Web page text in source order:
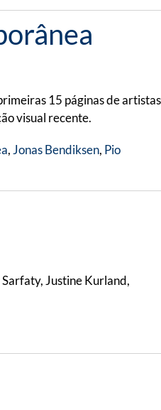
15 páginas de artistas
visual recente.
, Jonas Bendiksen, Pio
Justine Kurland,